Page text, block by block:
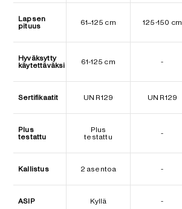
Lapsen
pituus
61–125 cm 125-150 cm
Hyväksytty
käytettäväksi
61-125 cm -
Sertifikaatit UN R129 UN R129
Plus
testattu
Plus
testattu
-
Kallistus 2 asentoa -
ASIP Kyllä -